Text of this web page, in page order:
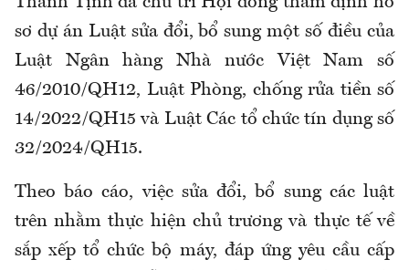
sơ dự án Luật sửa đổi, bổ sung một số điều của
Luật Ngân hàng Nhà nước Việt Nam số
46/2010/QH12, Luật Phòng, chống rửa tiền số
14/2022/QH15 và Luật Các tổ chức tín dụng số
32/2024/QH15.
Theo báo cáo, việc sửa đổi, bổ sung các luật
trên nhằm thực hiện chủ trương và thực tế về
sắp xếp tổ chức bộ máy, đáp ứng yêu cầu cấp